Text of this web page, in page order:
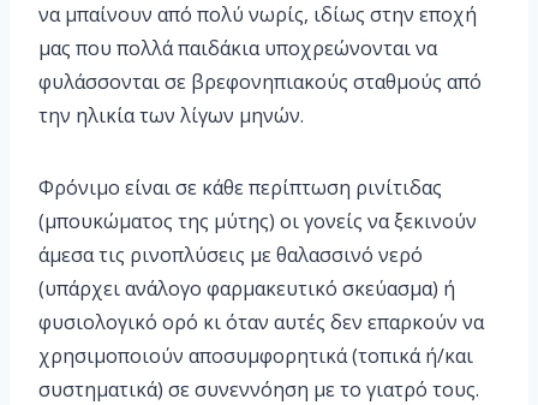
να μπαίνουν από πολύ νωρίς, ιδίως στην εποχή
μας που πολλά παιδάκια υποχρεώνονται να
φυλάσσονται σε βρεφονηπιακούς σταθμούς από
την ηλικία των λίγων μηνών.
Φρόνιμο είναι σε κάθε περίπτωση ρινίτιδας
(μπουκώματος της μύτης) οι γονείς να ξεκινούν
άμεσα τις ρινοπλύσεις με θαλασσινό νερό
(υπάρχει ανάλογο φαρμακευτικό σκεύασμα) ή
φυσιολογικό ορό κι όταν αυτές δεν επαρκούν να
χρησιμοποιούν αποσυμφορητικά (τοπικά ή/και
συστηματικά) σε συνεννόηση με το γιατρό τους.